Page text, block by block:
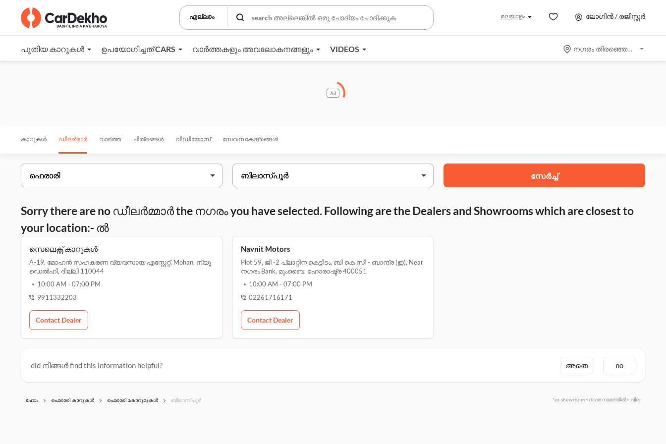
എല്ലാം മലയാളം ലോഗിൻ / രജിസ്റ്റർ
പുതിയ കാറുകൾ ഉപയോഗിച്ചത് CARS വാർത്തകളും അവലോകനങ്ങളും VIDEOS നഗരം തിരഞ്ഞെടുക്കുക
Ad
കാറുകൾ ഡീലർമാർ വാർത്ത ചിത്രങ്ങൾ വീഡിയോസ് സേവന കേന്ദ്രങ്ങൾ
സേർച്ച്
Sorry there are no ഡീലർമ്മാർ the നഗരം you have selected. Following are the Dealers and Showrooms which are closest to
your location:- ൽ
സെലെക്റ്റ് കാറുകൾ
A-19, മോഹൻ സഹകരണ വ്യവസായ എസ്റ്റേറ്റ്, Mohan, ന്യൂ
ഡെൽഹി, ദില്ലി 110044
10:00 AM - 07:00 PM
9911332203
Contact Dealer
Navnit Motors
Plot 59, ജി -2 പ്ലാറ്റിന കെട്ടിടം, ബി കെ സി - ബാന്ദ്ര (ഇ), Near
നഗരം Bank, മുംബൈ, മഹാരാഷ്ട്ര 400051
10:00 AM - 07:00 PM
02261716171
Contact Dealer
did നിങ്ങൾ find this information helpful? അതെ no
ഹോം ഫെരാരി കാറുകൾ ഫെരാരി ഷോറൂമുകൾ ബിലാസ്പൂർ *ex-showroom <നഗര നാമത്തിൽ> വില